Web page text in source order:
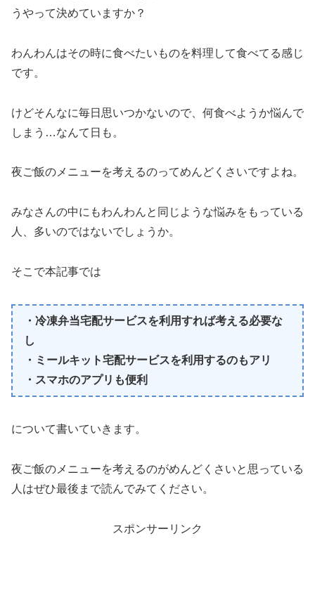
うやって決めていますか？
わんわんはその時に食べたいものを料理して食べてる感じ
です。
けどそんなに毎日思いつかないので、何食べようか悩んで
しまう…なんて日も。
夜ご飯のメニューを考えるのってめんどくさいですよね。
みなさんの中にもわんわんと同じような悩みをもっている
人、多いのではないでしょうか。
そこで本記事では
・冷凍弁当宅配サービスを利用すれば考える必要な
し
・ミールキット宅配サービスを利用するのもアリ
・スマホのアプリも便利
について書いていきます。
夜ご飯のメニューを考えるのがめんどくさいと思っている
人はぜひ最後まで読んでみてください。
スポンサーリンク